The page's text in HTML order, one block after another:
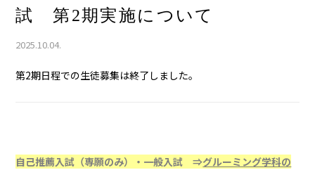
試 第2期実施について
2025.10.04.
第2期日程での生徒募集は終了しました。
自己推薦入試（専願のみ）・一般入試 ⇒グルーミング学科の